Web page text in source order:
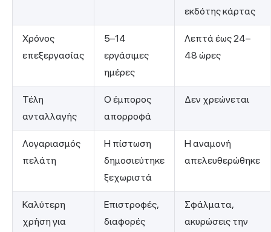
εκδότης κάρτας
Χρόνος
επεξεργασίας
5–14
εργάσιμες
ημέρες
Λεπτά έως 24–
48 ώρες
Τέλη
ανταλλαγής
Ο έμπορος
απορροφά
Δεν χρεώνεται
Λογαριασμός
πελάτη
Η πίστωση
δημοσιεύτηκε
ξεχωριστά
Η αναμονή
απελευθερώθηκε
Καλύτερη
χρήση για
Επιστροφές,
διαφορές
Σφάλματα,
ακυρώσεις την